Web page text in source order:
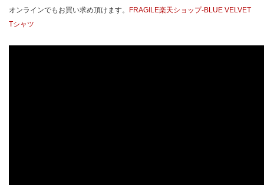
オンラインでもお買い求め頂けます。
FRAGILE楽天ショップ-BLUE VELVET
Tシャツ